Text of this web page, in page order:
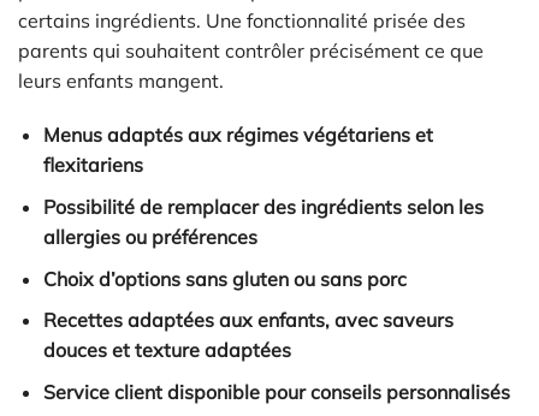
certains ingrédients. Une fonctionnalité prisée des
parents qui souhaitent contrôler précisément ce que
leurs enfants mangent.
Menus adaptés aux régimes végétariens et
flexitariens
Possibilité de remplacer des ingrédients selon les
allergies ou préférences
Choix d’options sans gluten ou sans porc
Recettes adaptées aux enfants, avec saveurs
douces et texture adaptées
Service client disponible pour conseils personnalisés